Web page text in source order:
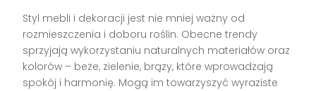
Styl mebli i dekoracji jest nie mniej ważny od
rozmieszczenia i doboru roślin. Obecne trendy
sprzyjają wykorzystaniu naturalnych materiałów oraz
kolorów – beże, zielenie, brązy, które wprowadzają
spokój i harmonię. Mogą im towarzyszyć wyraziste